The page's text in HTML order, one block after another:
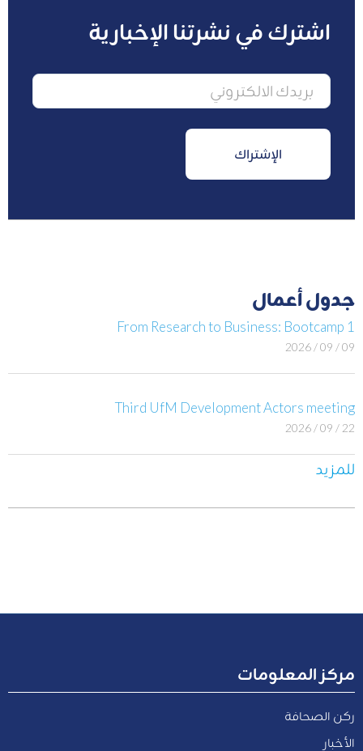
اشترك في نشرتنا الإخبارية
جدول أعمال
From Research to Business: Bootcamp 1
09 / 09 / 2026
Third UfM Development Actors meeting
22 / 09 / 2026
للمزيد
مركز المعلومات
ركن الصحافة
الأخبار